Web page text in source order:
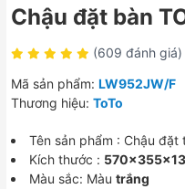
Chậu đặt bàn
(609 đánh giá)
Mã sản phẩm: LW952JW/F
Thương hiệu: ToTo
Tên sản phẩm : Chậu đặt
Kích thước :
Màu sắc: Màu trắng